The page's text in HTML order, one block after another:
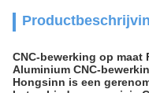
CNC-bewerking op maat
Aluminium CNC-
Hongsinn is een